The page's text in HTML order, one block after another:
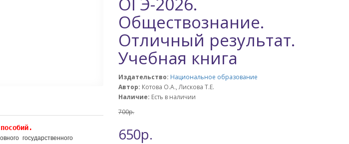
государственного
Обществознание.
Отличный результат.
Учебная книга
Издательство: Национальное образование
Автор: Котова О.А., Лискова Т.Е.
Наличие: Есть в наличии
700р.
650р.